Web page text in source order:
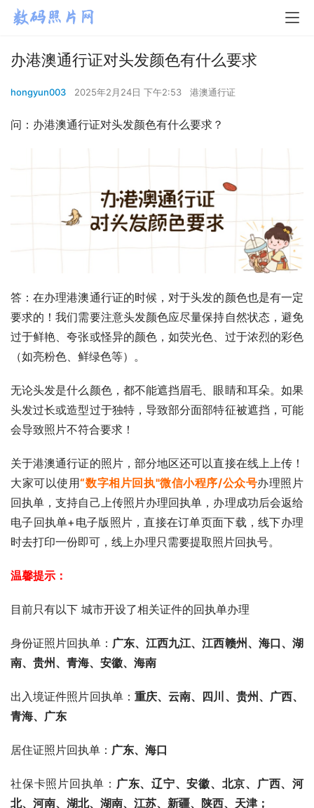
办港澳通行证对头发颜色有什么要求
hongyun003 2025年2月24日 下午2:53 港澳通行证
问：办港澳通行证对头发颜色有什么要求？
答：在办理港澳通行证的时候，对于头发的颜色也是有一定
要求的！我们需要注意头发颜色应尽量保持自然状态，避免
过于鲜艳、夸张或怪异的颜色，如荧光色、过于浓烈的彩色
（如亮粉色、鲜绿色等）。
无论头发是什么颜色，都不能遮挡眉毛、眼睛和耳朵。如果
头发过长或造型过于独特，导致部分面部特征被遮挡，可能
会导致照片不符合要求！
关于港澳通行证的照片，部分地区还可以直接在线上上传！
大家可以使用“数字相片回执"微信小程序/公众号办理照片
回执单，支持自己上传照片办理回执单，办理成功后会返给
电子回执单+电子版照片，直接在订单页面下载，线下办理
时去打印一份即可，线上办理只需要提取照片回执号。
温馨提示：
目前只有以下 城市开设了相关证件的回执单办理
身份证照片回执单： 广东、 江西九江、江西赣州、海口、湖
南、贵州、青海、安徽、海南
出入境证件照片回执单： 重庆、云南、四川、贵州、广西、
青海、广东
居住证照片回执单： 广东、海口
社保卡照片回执单： 广东、辽宁、安徽、北京、广西、河
北、河南、湖北、湖南、江苏、新疆、陕西、天津；